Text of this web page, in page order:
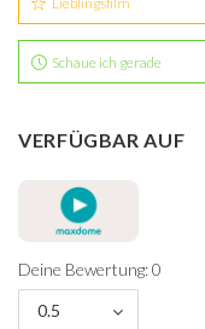
Schaue ich gerade
VERFÜGBAR AUF
Deine Bewertung: 0
0.5